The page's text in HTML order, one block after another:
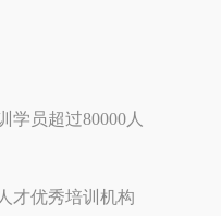
学员超过80000人
才优秀培训机构